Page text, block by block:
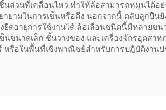
นส่วนที่เคลื่อนไหว ทำให้ล้อสามารถหมุนได้
ายามในการเข็นหรือดึง นอกจากนี้ ตลับลูกปื
ดอายุการใช้งานได้ ล้อเลื่อนชนิดนี้มีหลายข
นขนาดเล็ก ชั้นวางของ และเครื่องจักรอุตสา
ร์ หรือในพื้นที่เชิงพาณิชย์สำหรับการปฏิบัติงา